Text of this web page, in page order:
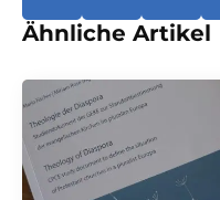
Ähnliche Artikel